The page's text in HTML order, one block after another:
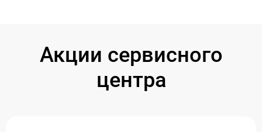
Акции сервисного
центра